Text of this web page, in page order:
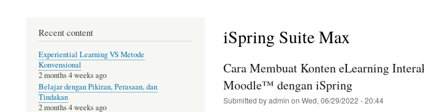
Gratis
iSpring Suite Max
Cara Membuat Konten eLearning
Moodle™ dengan iSpring
Submitted byadmin on Wed, 06/29/2022 - 20:44
Recent content
Experiential Learning VS Metode
Konvensional
2 months 4 weeks ago
Belajar dengan Pikiran, Perasaan, dan
Tindakan
2 months 4 weeks ago